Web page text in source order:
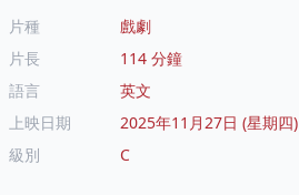
片種
戲劇
片長
114 分鐘
語言
英文
上映日期
2025年11月27日 (星期四)
級別
C